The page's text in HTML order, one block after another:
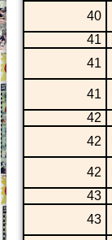
40
41
41
41
42
42
42
43
43